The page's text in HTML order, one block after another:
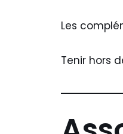
Les
Tenir hors